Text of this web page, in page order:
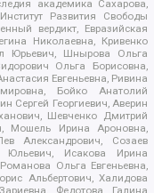
академика Сахарова,
Развития Свободы
вердикт, Евразийская
Николаевна, Кривенко
Юрьевич, Шнырова Ольга
Ольга Борисовна,
Евгеньевна, Ривина
Бойко Анатолий
Сергей Георгиевич, Аверин
Шевченко Дмитрий
Мошель Ирина Ароновна,
Александрович, Созаев
Юльевич, Исакова Ирина
Ольга Евгеньевна,
Альбертович, Халидова
Федотова Галина